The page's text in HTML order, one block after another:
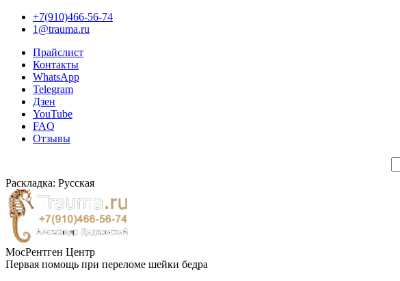
+7(910)466-56-74
1@trauma.ru
Прайслист
Контакты
WhatsApp
Telegram
Дзен
YouTube
FAQ
Отзывы
Раскладка: Русская
МосРентген Центр
Первая помощь при переломе шейки бедра